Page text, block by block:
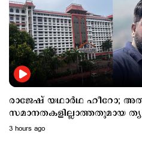
Latest
അഞ്ച് ജില്ലകളില്‍ നാളെ
സ്പെഷല്‍ ക്ലാസുകള്‍ക്ക്
4 hours ago
രാജേഷ് യഥാർഥ ഹീറോ;
സമാനതകളില്ലാത്തതുമായ
ഹൈക്കോടതി
3 hours ago